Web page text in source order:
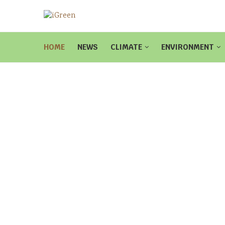
HOME NEWS CLIMATE ENVIRONMENT